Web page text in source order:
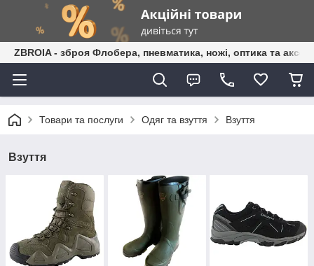
ZBROIA - зброя Флобера, пневматика, ножі, оптика та
Товари та послуги Одяг та взуття Взуття
Взуття